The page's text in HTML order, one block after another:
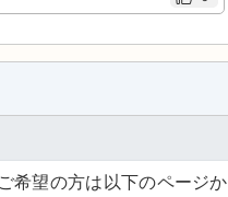
希望の方は以下のページか